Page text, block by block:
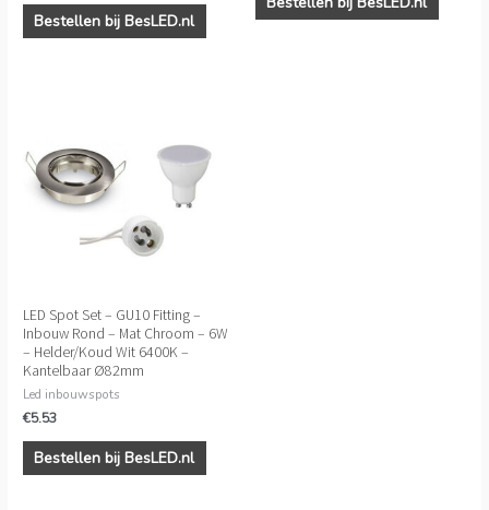
Bestellen bij BesLED.nl
LED Spot Set – GU10 Fitting –
Inbouw Rond – Mat Chroom – 6W
– Helder/Koud Wit 6400K –
Kantelbaar Ø82mm
Led inbouwspots
€5.53
Bestellen bij BesLED.nl